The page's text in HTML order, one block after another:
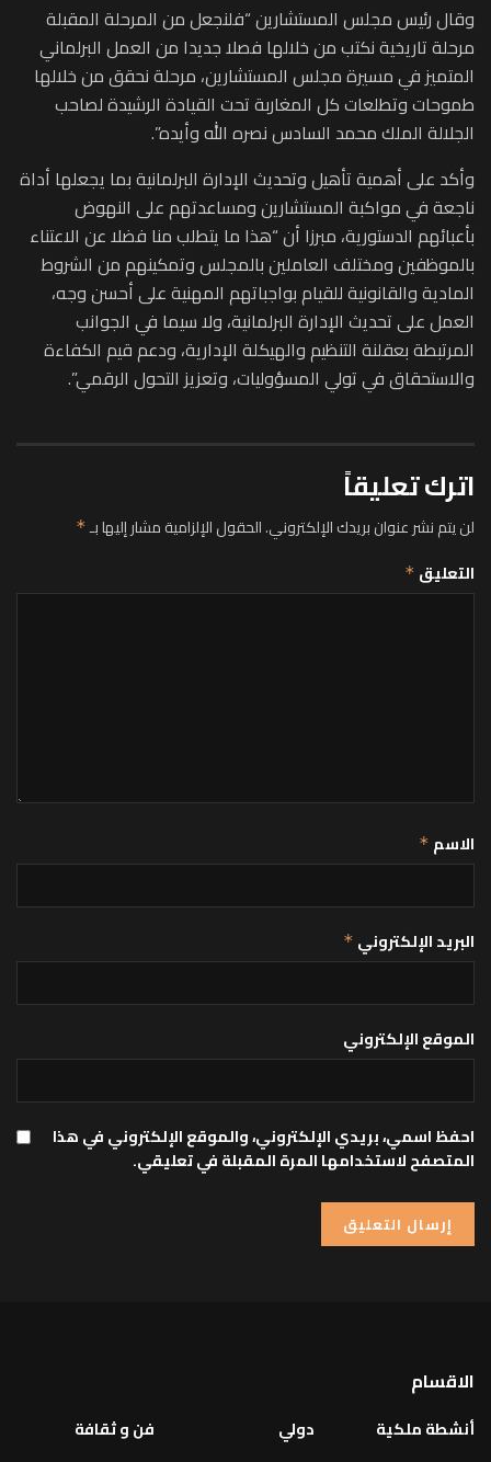
وقال رئيس مجلس المستشارين “فلنجعل من المرحلة المقبلة
مرحلة تاريخية نكتب من خلالها فصلا جديدا من العمل البرلماني
المتميز في مسيرة مجلس المستشارين، مرحلة نحقق من خلالها
طموحات وتطلعات كل المغاربة تحت القيادة الرشيدة لصاحب
الجلالة الملك محمد السادس نصره الله وأيده”.
وأكد على أهمية تأهيل وتحديث الإدارة البرلمانية بما يجعلها أداة
ناجعة في مواكبة المستشارين ومساعدتهم على النهوض
بأعبائهم الدستورية، مبرزا أن “هذا ما يتطلب منا فضلا عن الاعتناء
بالموظفين ومختلف العاملين بالمجلس وتمكينهم من الشروط
المادية والقانونية للقيام بواجباتهم المهنية على أحسن وجه،
العمل على تحديث الإدارة البرلمانية، ولا سيما في الجوانب
المرتبطة بعقلنة التنظيم والهيكلة الإدارية، ودعم قيم الكفاءة
والاستحقاق في تولي المسؤوليات، وتعزيز التحول الرقمي”.
اترك تعليقاً
لن يتم نشر عنوان بريدك الإلكتروني.الحقول الإلزامية مشار إليها بـ*
التعليق *
الاسم *
البريد الإلكتروني *
الموقع الإلكتروني
احفظ اسمي، بريدي الإلكتروني، والموقع الإلكتروني في هذا
المتصفح لاستخدامها المرة المقبلة في تعليقي.
الاقسام
أنشطة ملكية
دولي
فن و ثقافة